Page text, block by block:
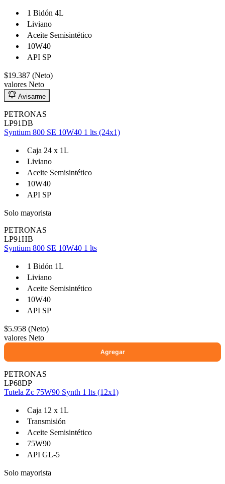
Ayuda
Inicio
Talleres
Sucursales
Seguimiento de pedidos
¿Quieres trabajar en Antumalal?
Contacto
Reclamos
Regístrate como Mayorista
1 Bidón 4L
Liviano
Aceite Semisintético
10W40
API SP
$19.387 (Neto)
valores Neto
Avisarme
PETRONAS
LP91DB
Syntium 800 SE 10W40 1 lts (24x1)
Caja 24 x 1L
Liviano
Aceite Semisintético
10W40
API SP
Solo mayorista
PETRONAS
LP91HB
Syntium 800 SE 10W40 1 lts
1 Bidón 1L
Liviano
Aceite Semisintético
10W40
API SP
$5.958 (Neto)
valores Neto
PETRONAS
LP68DP
Tutela Zc 75W90 Synth 1 lts (12x1)
Caja 12 x 1L
Transmisión
Aceite Semisintético
75W90
API GL-5
Solo mayorista